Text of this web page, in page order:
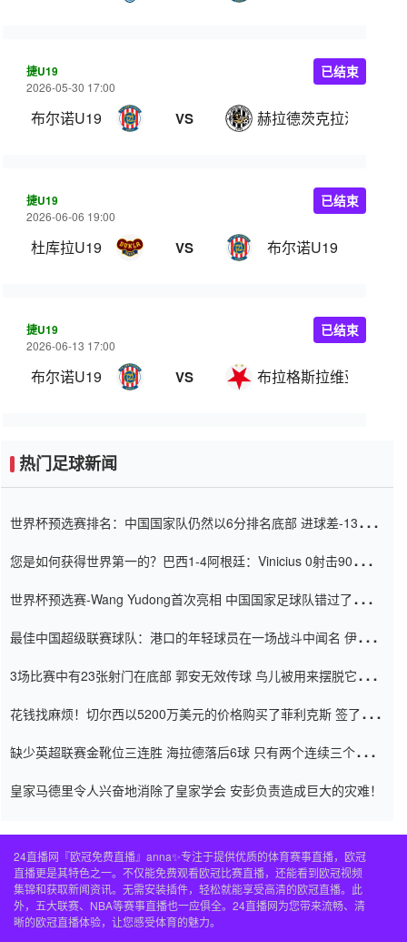
捷U19
2026-05-30 17:00
布尔诺U19 VS 赫拉德茨克拉洛韦U19
已结束
捷U19
2026-06-06 19:00
杜库拉U19 VS 布尔诺U19
已结束
捷U19
2026-06-13 17:00
布尔诺U19 VS 布拉格斯拉维亚U19
已结束
热门足球新闻
世界杯预选赛排名：中国国家队仍然以6分排名底部 进球差-13令人
您是如何获得世界第一的？巴西1-4阿根廷：Vinicius 0射击90分钟
世界杯预选赛-Wang Yudong首次亮相 中国国家足球队错过了世界
最佳中国超级联赛球队：港口的年轻球员在一场战斗中闻名 伊万放
3场比赛中有23张射门在底部 郭安无效传球 鸟儿被用来摆脱它
花钱找麻烦！切尔西以5200万美元的价格购买了菲利克斯 签了7年
缺少英超联赛金靴位三连胜 海拉德落后6球 只有两个连续三个连续
皇家马德里令人兴奋地消除了皇家学会 安彭负责造成巨大的灾难！
24直播网『欧冠免费直播』anna✨专注于提供优质的体育赛事直播，欧冠
直播更是其特色之一。不仅能免费观看欧冠比赛直播，还能看到欧冠视频
集锦和获取新闻资讯。无需安装插件，轻松就能享受高清的欧冠直播。此
外，五大联赛、NBA等赛事直播也一应俱全。24直播网为您带来流畅、清
晰的欧冠直播体验，让您感受体育的魅力。